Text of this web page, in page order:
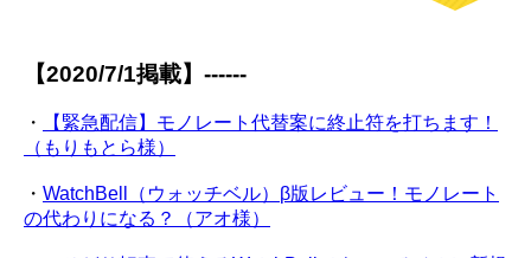
【2020/7/1掲載】------
・
【緊急配信】モノレート代替案に終止符を打ちます！
（もりもとら様）
・ WatchBell（ウォッチベル）β版レビュー！モノレート
の代わりになる？（アオ様）